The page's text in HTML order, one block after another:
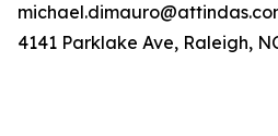
4141 Parklake Ave, Raleigh,